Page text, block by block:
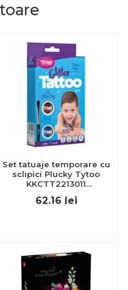
Set tatuaje temporare cu
sclipici Plucky Tytoo
KKCTT2213011
62.16 lei